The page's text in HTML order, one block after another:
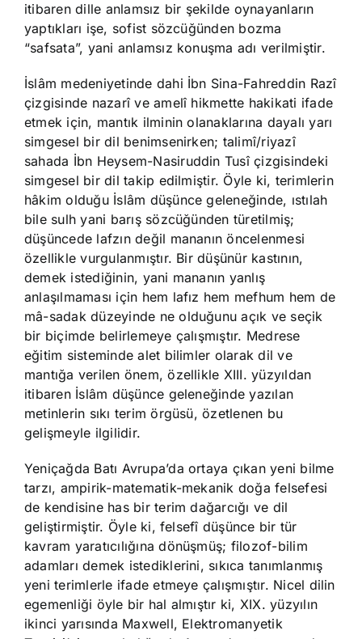
itibaren dille anlamsız bir şekilde oynayanların
yaptıkları işe, sofist sözcüğünden bozma
“safsata”, yani anlamsız konuşma adı verilmiştir.
İslâm medeniyetinde dahi İbn Sina-Fahreddin Razî
çizgisinde nazarî ve amelî hikmette hakikati ifade
etmek için, mantık ilminin olanaklarına dayalı yarı
simgesel bir dil benimsenirken; talimî/riyazî
sahada İbn Heysem-Nasiruddin Tusî çizgisindeki
simgesel bir dil takip edilmiştir. Öyle ki, terimlerin
hâkim olduğu İslâm düşünce geleneğinde, ıstılah
bile sulh yani barış sözcüğünden türetilmiş;
düşüncede lafzın değil mananın öncelenmesi
özellikle vurgulanmıştır. Bir düşünür kastının,
demek istediğinin, yani mananın yanlış
anlaşılmaması için hem lafız hem mefhum hem de
mâ-sadak düzeyinde ne olduğunu açık ve seçik
bir biçimde belirlemeye çalışmıştır. Medrese
eğitim sisteminde alet bilimler olarak dil ve
mantığa verilen önem, özellikle XIII. yüzyıldan
itibaren İslâm düşünce geleneğinde yazılan
metinlerin sıkı terim örgüsü, özetlenen bu
gelişmeyle ilgilidir.
Yeniçağda Batı Avrupa’da ortaya çıkan yeni bilme
tarzı, ampirik-matematik-mekanik doğa felsefesi
de kendisine has bir terim dağarcığı ve dil
geliştirmiştir. Öyle ki, felsefî düşünce bir tür
kavram yaratıcılığına dönüşmüş; filozof-bilim
adamları demek istediklerini, sıkıca tanımlanmış
yeni terimlerle ifade etmeye çalışmıştır. Nicel dilin
egemenliği öyle bir hal almıştır ki, XIX. yüzyılın
ikinci yarısında Maxwell, Elektromanyetik